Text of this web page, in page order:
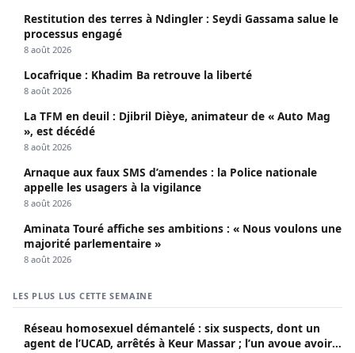
Restitution des terres à Ndingler : Seydi Gassama salue le
processus engagé
8 août 2026
Locafrique : Khadim Ba retrouve la liberté
8 août 2026
La TFM en deuil : Djibril Dièye, animateur de « Auto Mag
», est décédé
8 août 2026
Arnaque aux faux SMS d’amendes : la Police nationale
appelle les usagers à la vigilance
8 août 2026
Aminata Touré affiche ses ambitions : « Nous voulons une
majorité parlementaire »
8 août 2026
LES PLUS LUS CETTE SEMAINE
Réseau homosexuel démantelé : six suspects, dont un
agent de l’UCAD, arrêtés à Keur Massar ; l’un avoue avoir